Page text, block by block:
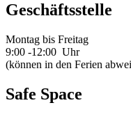
Geschäftsstelle
Montag bis Freitag
9:00 -12:00 Uhr
(können in den Ferien
Safe Space